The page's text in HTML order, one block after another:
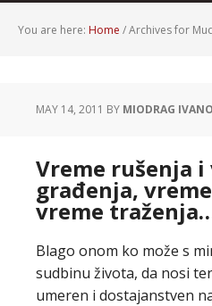
You are here: Home /Archives for
MAY 14, 2011 BY MIODRAG
Vreme rušenja i
građenja,
vreme
Blago onom ko može s
sudbinu života, da nosi
umeren i dostajanstven